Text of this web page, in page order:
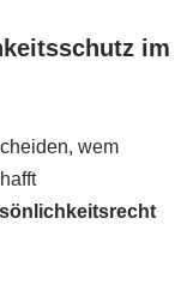
im
wem